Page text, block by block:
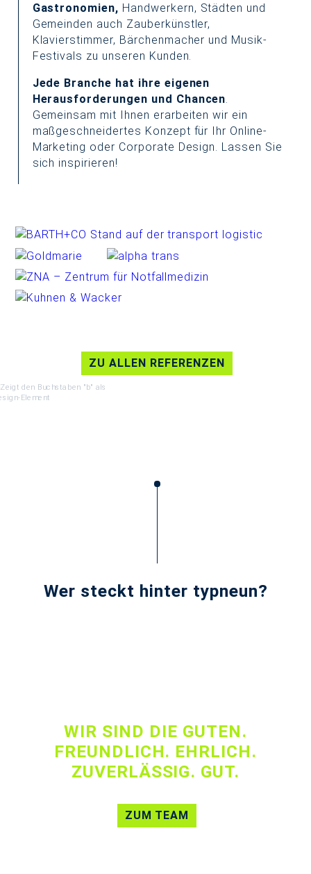
LEISTUNGEN & REFERENZEN
BLOG & NEWS
KONTAKT & ANFAHRT
Gastronomien, Handwerkern, Städten und
Gemeinden auch Zauberkünstler,
Klavierstimmer, Bärchenmacher und Musik-
Festivals zu unseren Kunden.
Jede Branche hat ihre eigenen
Herausforderungen und Chancen.
Gemeinsam mit Ihnen erarbeiten wir ein
maßgeschneidertes Konzept für Ihr Online-
Marketing oder Corporate Design. Lassen Sie
sich inspirieren!
ZU ALLEN REFERENZEN
Wer steckt hinter typneun?
WIR SIND DIE GUTEN.
FREUNDLICH. EHRLICH.
ZUVERLÄSSIG. GUT.
ZUM TEAM